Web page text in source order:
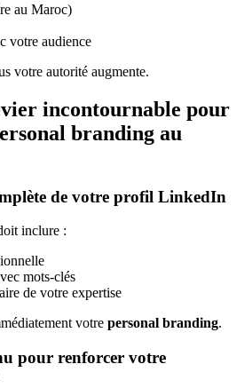
au Maroc)
votre audience
votre autorité augmente.
incontournable pour
branding au
de votre profil LinkedIn
inclure :
mots-clés
de votre expertise
votre personal branding.
pour renforcer votre